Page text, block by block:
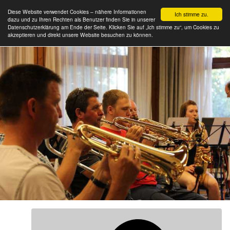
Ich stimme zu.
Diese Website verwendet Cookies – nähere Informationen
dazu und zu Ihren Rechten als Benutzer finden Sie in unserer
Datenschutzerklärung am Ende der Seite. Klicken Sie auf „Ich stimme zu“, um Cookies zu
akzeptieren und direkt unsere Website besuchen zu können.